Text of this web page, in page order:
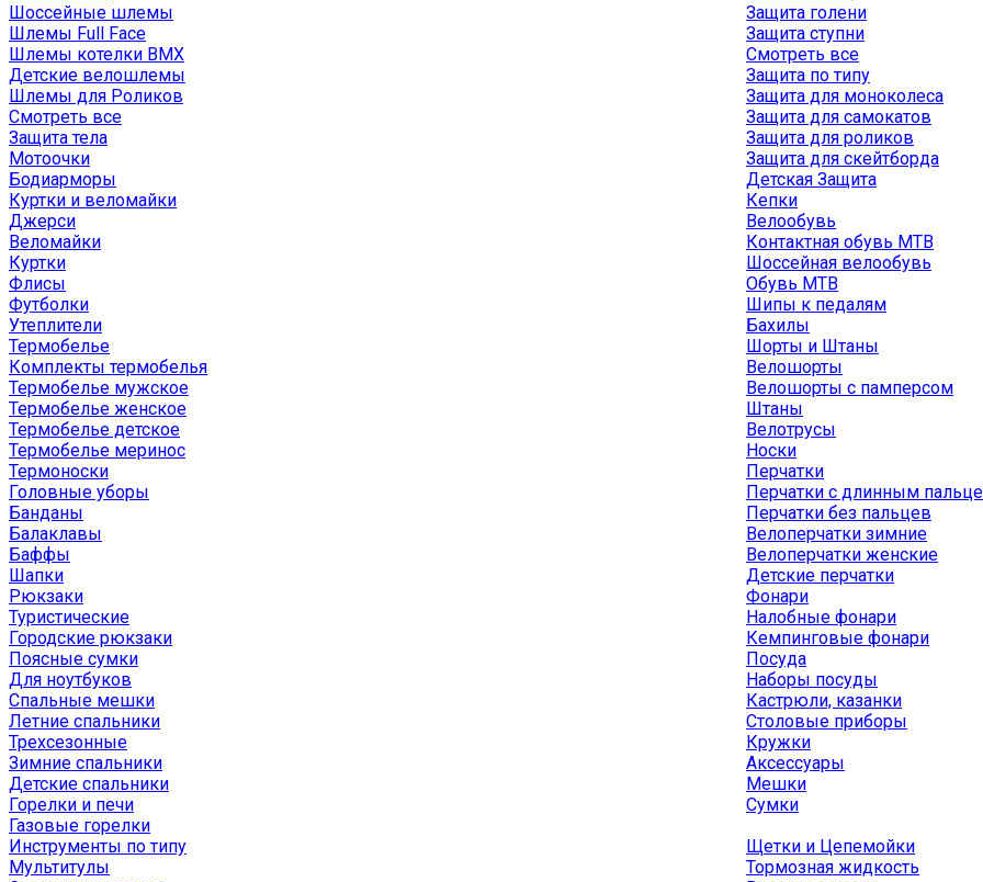
Шоссейные шлемы
Шлемы Full Face
Шлемы котелки BMX
Детские велошлемы
Шлемы для Роликов
Смотреть все
Защита тела
Мотоочки
Бодиарморы
Защита голени
Защита ступни
Смотреть все
Защита по типу
Защита для моноколеса
Защита для самокатов
Защита для роликов
Защита для скейтборда
Детская Защита
Куртки и веломайки
Джерси
Веломайки
Куртки
Флисы
Футболки
Утеплители
Термобелье
Комплекты термобелья
Термобелье мужское
Термобелье женское
Термобелье детское
Термобелье меринос
Термоноски
Головные уборы
Банданы
Балаклавы
Баффы
Шапки
Кепки
Велообувь
Контактная обувь MTB
Шоссейная велообувь
Обувь MTB
Шипы к педалям
Бахилы
Шорты и Штаны
Велошорты
Велошорты с памперсом
Штаны
Велотрусы
Носки
Перчатки
Перчатки с длинным
Перчатки без пальцев
Велоперчатки зимние
Велоперчатки женские
Детские перчатки
Рюкзаки
Туристические
Городские рюкзаки
Поясные сумки
Для ноутбуков
Спальные мешки
Летние спальники
Трехсезонные
Зимние спальники
Детские спальники
Горелки и печи
Газовые горелки
Фонари
Налобные фонари
Кемпинговые фонари
Посуда
Наборы посуды
Кастрюли, казанки
Столовые приборы
Кружки
Аксессуары
Мешки
Сумки
Инструменты по типу
Мультитулы
Щетки и Цепемойки
Тормозная жидкость